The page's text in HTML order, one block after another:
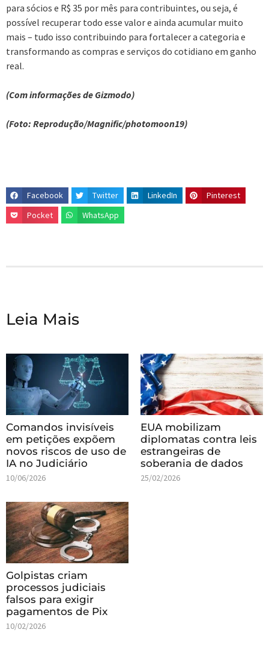
para sócios e R$ 35 por mês para contribuintes, ou seja, é
possível recuperar todo esse valor e ainda acumular muito
mais – tudo isso contribuindo para fortalecer a categoria e
transformando as compras e serviços do cotidiano em ganho
real.
(Com informações de Gizmodo)
(Foto: Reprodução/Magnific/photomoon19)
Facebook Twitter LinkedIn
Pinterest
Pocket
WhatsApp
Leia Mais
Comandos invisíveis
em petições expõem
novos riscos de uso de
IA no Judiciário
10/06/2026
EUA mobilizam
diplomatas contra leis
estrangeiras de
soberania de dados
25/02/2026
Golpistas criam
processos judiciais
falsos para exigir
pagamentos de Pix
10/02/2026